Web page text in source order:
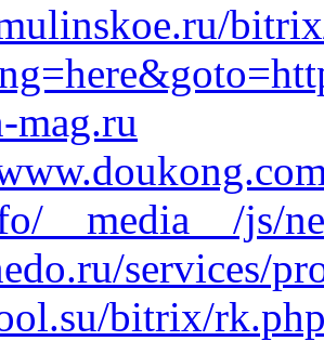
mag.ru
__media__/js/
services/
bitrix/